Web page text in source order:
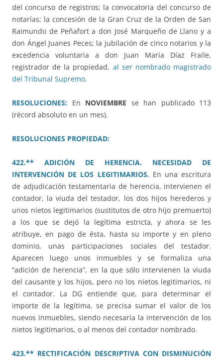
del concurso de registros; la convocatoria del concurso de
notarías; la concesión de la Gran Cruz de la Orden de San
Raimundo de Peñafort a don José Marqueño de Llano y a
don Ángel Juanes Peces; la jubilación de cinco notarios y la
excedencia voluntaria a don Juan María Díaz Fraile,
registrador de la propiedad, al ser nombrado magistrado
del Tribunal Supremo.
RESOLUCIONES: En NOVIEMBRE se han publicado 113
(récord absoluto en un mes).
RESOLUCIONES PROPIEDAD:
422.** ADICIÓN DE HERENCIA. NECESIDAD DE
INTERVENCIÓN DE LOS LEGITIMARIOS.En una escritura
de adjudicación testamentaria de herencia, intervienen el
contador, la viuda del testador, los dos hijos herederos y
unos nietos legitimarios (sustitutos de otro hijo premuerto)
a los que se dejó la legítima estricta, y ahora se les
atribuye, en pago de ésta, hasta su importe y en pleno
dominio, unas participaciones sociales del testador.
Aparecen luego unos inmuebles y se formaliza una
“adición de herencia”, en la que sólo intervienen la viuda
del causante y los hijos, pero no los nietos legitimarios, ni
el contador. La DG entiende que, para determinar el
importe de la legítima, se precisa sumar el valor de los
nuevos inmuebles, siendo necesaria la intervención de los
nietos legitimarios, o al menos del contador nombrado.
423.** RECTIFICACIÓN DESCRIPTIVA CON DISMINUCIÓN